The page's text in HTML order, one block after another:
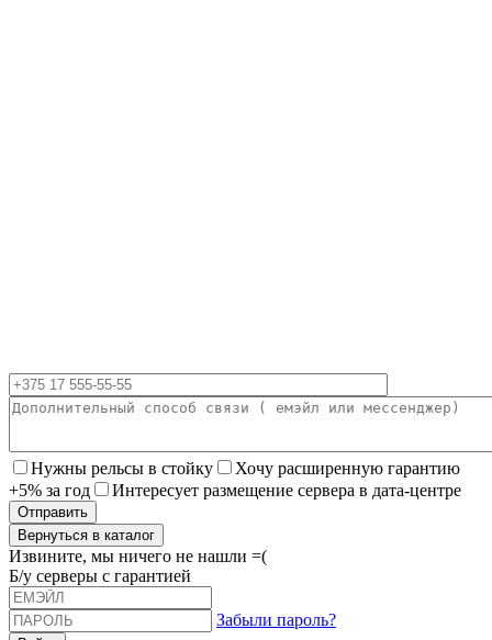
Нужны рельсы в стойку
Хочу расширенную гарантию
+5% за год
Интересует размещение сервера в дата-центре
Вернуться в каталог
Извините, мы ничего не нашли =(
Б/у серверы с гарантией
Забыли пароль?